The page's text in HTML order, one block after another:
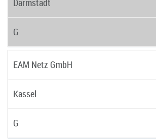
G
EAM Netz GmbH
Kassel
G